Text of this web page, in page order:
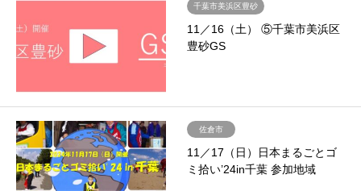
千葉市美浜区豊砂
11／16（土） ⑤千葉市美浜区
豊砂GS
佐倉市
11／17（日）日本まるごとゴ
ミ拾い’24in千葉 参加地域